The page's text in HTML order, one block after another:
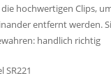
hochwertigen Clips,
entfernt werden.
handlich richtig
SR221